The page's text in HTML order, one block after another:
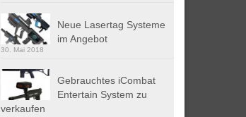
Neue Lasertag Systeme
im Angebot
30. Mai 2018
Gebrauchtes iCombat
Entertain System zu
verkaufen